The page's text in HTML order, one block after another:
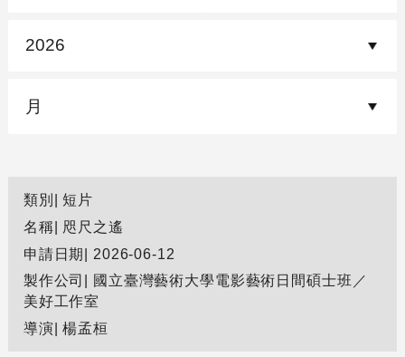
類別
短片
名稱
咫尺之遙
申請日期
2026-06-12
製作公司
國立臺灣藝術大學電影藝術日間碩士班／
美好工作室
導演 楊孟桓